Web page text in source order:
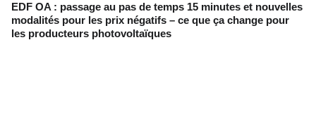
EDF OA : passage au pas de temps 15 minutes et nouvelles
modalités pour les prix négatifs – ce que ça change pour
les producteurs photovoltaïques